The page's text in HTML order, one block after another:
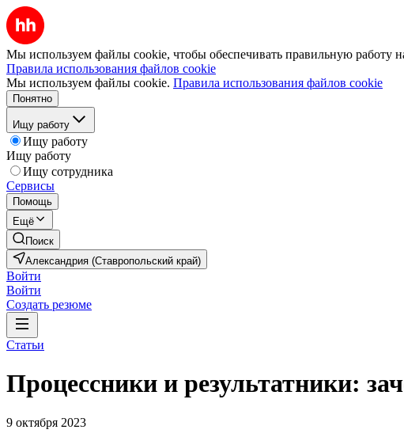
Мы используем файлы cookie, чтобы обеспечивать правильную работу
Правила использования файлов cookie
Мы используем файлы cookie. Правила использования файлов cookie
Понятно
Ищу работу
Ищу работу
Ищу работу
Ищу сотрудника
Сервисы
Помощь
Ещё
Поиск
Александрия (Ставропольский край)
Войти
Войти
Создать резюме
Статьи
Процессники и результатники:
9 октября 2023